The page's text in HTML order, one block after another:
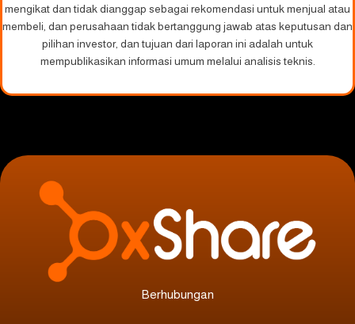
mengikat dan tidak dianggap sebagai rekomendasi untuk menjual atau
membeli, dan perusahaan tidak bertanggung jawab atas keputusan dan
pilihan investor, dan tujuan dari laporan ini adalah untuk
mempublikasikan informasi umum melalui analisis teknis.
Berhubungan